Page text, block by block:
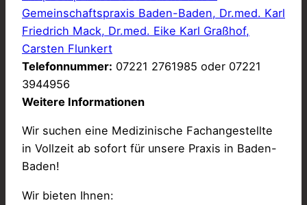
Gemeinschaftspraxis Baden-Baden, Dr.med. Karl
Friedrich Mack, Dr.med. Eike Karl Graßhof,
Carsten Flunkert
Telefonnummer: 07221 2761985 oder 07221
3944956
Weitere Informationen
Wir suchen eine Medizinische Fachangestellte
in Vollzeit ab sofort für unsere Praxis in Baden-
Baden!
Wir bieten Ihnen: